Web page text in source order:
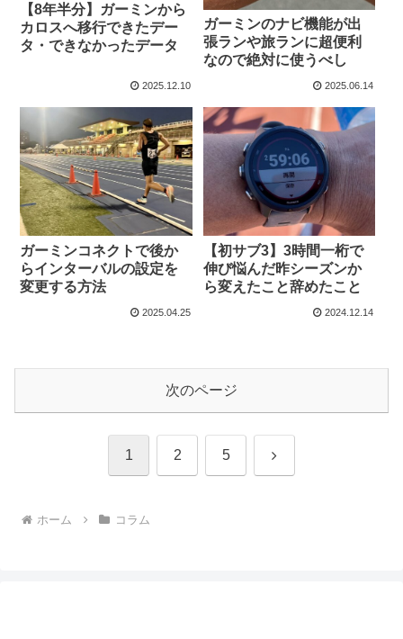
【8年半分】ガーミンから
カロスへ移行できたデー
タ・できなかったデータ
2025.12.10
ガーミンのナビ機能が出
張ランや旅ランに超便利
なので絶対に使うべし
2025.06.14
ガーミンコネクトで後か
らインターバルの設定を
変更する方法
2025.04.25
【初サブ3】3時間一桁で
伸び悩んだ昨シーズンか
ら変えたこと辞めたこと
2024.12.14
次のページ
1 2 5 次
ホーム コラム